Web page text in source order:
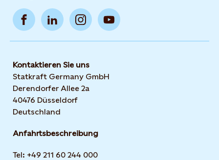
Kontaktieren Sie uns
Statkraft Germany GmbH
Derendorfer Allee 2a
40476 Düsseldorf
Deutschland
Anfahrtsbeschreibung
Tel: +49 211 60 244 000